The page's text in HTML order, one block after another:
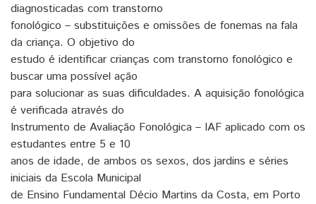
diagnosticadas com transtorno
fonológico – substituições e omissões de fonemas na fala
da criança. O objetivo do
estudo é identificar crianças com transtorno fonológico e
buscar uma possível ação
para solucionar as suas dificuldades. A aquisição fonológica
é verificada através do
Instrumento de Avaliação Fonológica – IAF aplicado com os
estudantes entre 5 e 10
anos de idade, de ambos os sexos, dos jardins e séries
iniciais da Escola Municipal
de Ensino Fundamental Décio Martins da Costa, em Porto